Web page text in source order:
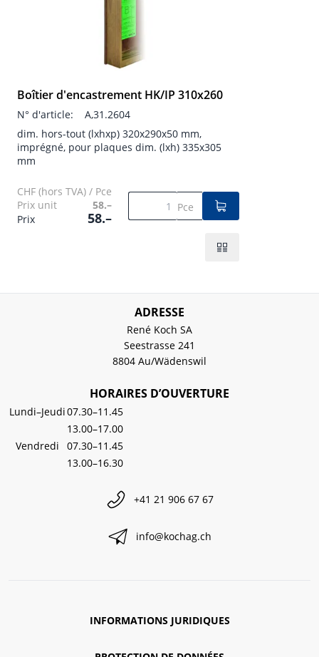
Boîtier d'encastrement HK/IP 310x260
N° d'article:
A,31.2604
dim. hors-tout (lxhxp) 320x290x50 mm,
imprégné, pour plaques dim. (lxh) 335x305
mm
CHF (hors TVA) / Pce
Prix unit
58.–
Prix
58.–
Pce
ADRESSE
René Koch SA
Seestrasse 241
8804 Au/Wädenswil
HORAIRES D’OUVERTURE
Lundi–Jeudi07.30–11.45
13.00–17.00
Vendredi
07.30–11.45
13.00–16.30
+41 21 906 67 67
info@kochag.ch
INFORMATIONS JURIDIQUES